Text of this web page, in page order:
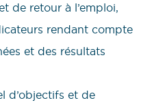
de retour à l’emploi,
rendant compte
et des résultats
d’objectifs et de